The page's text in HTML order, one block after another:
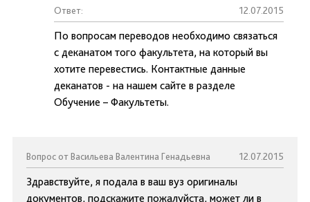
Ответ: 12.07.2015
По вопросам переводов необходимо связаться
с деканатом того факультета, на который вы
хотите перевестись. Контактные данные
деканатов - на нашем сайте в разделе
Обучение – Факультеты.
Вопрос от Васильева Валентина Генадьевна 12.07.2015
Здравствуйте, я подала в ваш вуз оригиналы
документов, подскажите пожалуйста, может ли в